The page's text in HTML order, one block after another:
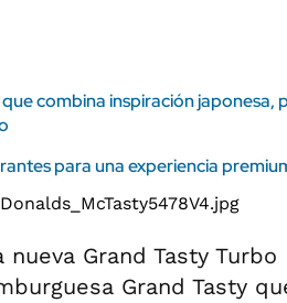
combina inspiración japonesa,
para una experiencia
Grand Tasty Turbo
Grand Tasty